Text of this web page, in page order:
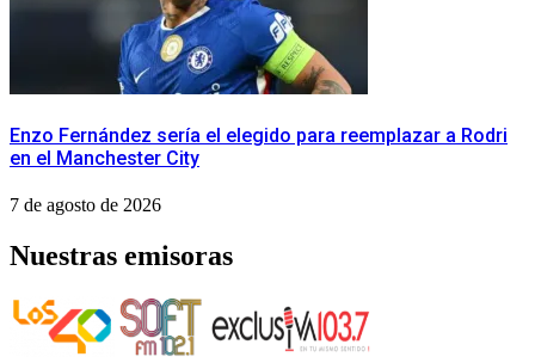
Enzo Fernández sería el elegido para reemplazar a Rodri
en el Manchester City
7 de agosto de 2026
Nuestras emisoras